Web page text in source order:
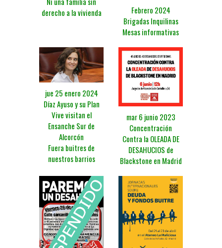
derecho a la vivienda
Febrero 2024
Brigadas Inquilinas
Mesas informativas
jue 25 enero 2024
Díaz Ayuso y su Plan
Vive visitan el
Ensanche Sur de
Alcorcón
Fuera buitres de
nuestros barrios
mar 6 junio 2023
Concentración
Contra la OLEADA DE
DESAHUCIOS de
Blackstone en Madrid